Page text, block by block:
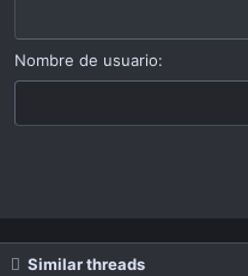
15
18
22
Times
Justify text
Heading 2
Heading 3
Nombre de usuario
Similar threads